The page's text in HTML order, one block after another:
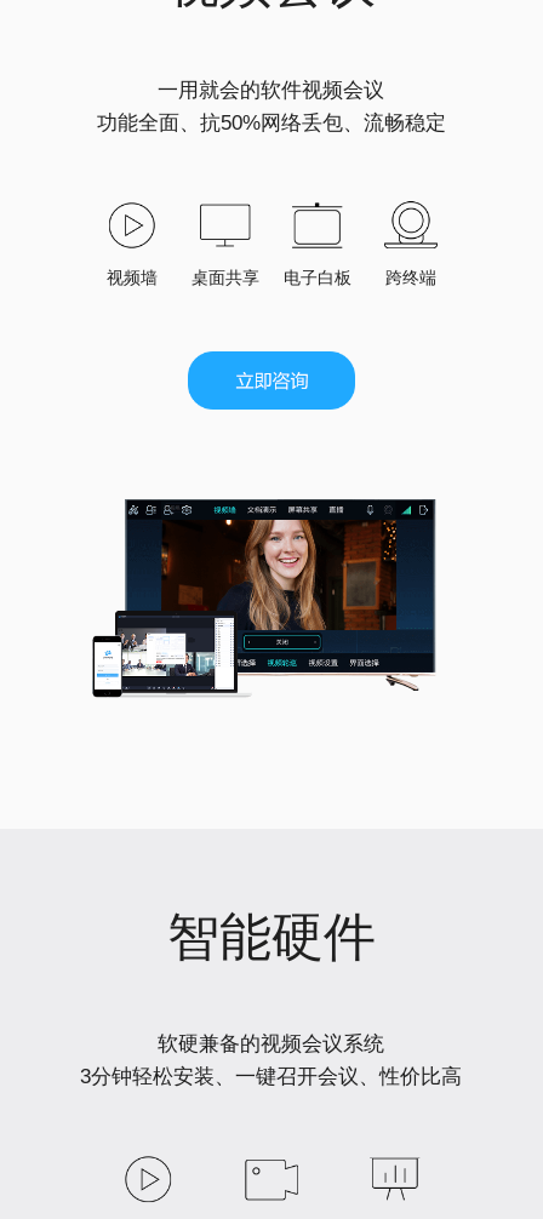
一用就会的软件视频会议
功能全面、抗50%网络丢包、流畅稳定
视频墙 桌面共享 电子白板 跨终端
智能硬件
软硬兼备的视频会议系统
3分钟轻松安装、一键召开会议、性价比高